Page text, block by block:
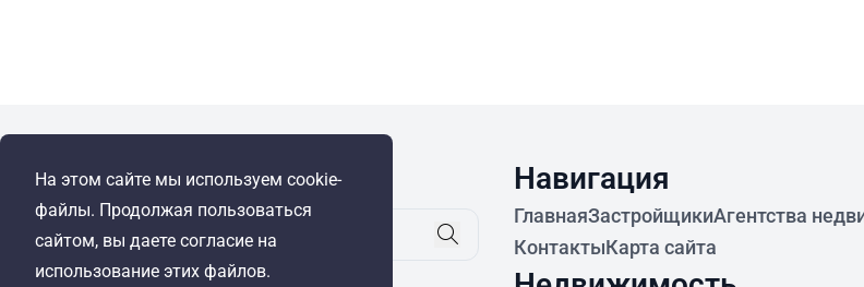
На этом сайте мы используем cookie-
файлы. Продолжая пользоваться
сайтом, вы даете согласие на
использование этих файлов.
© Cyprus Realestate 2026. Все права защищены! Навигация
ГлавнаяЗастройщикиАгентства
КонтактыКарта сайта